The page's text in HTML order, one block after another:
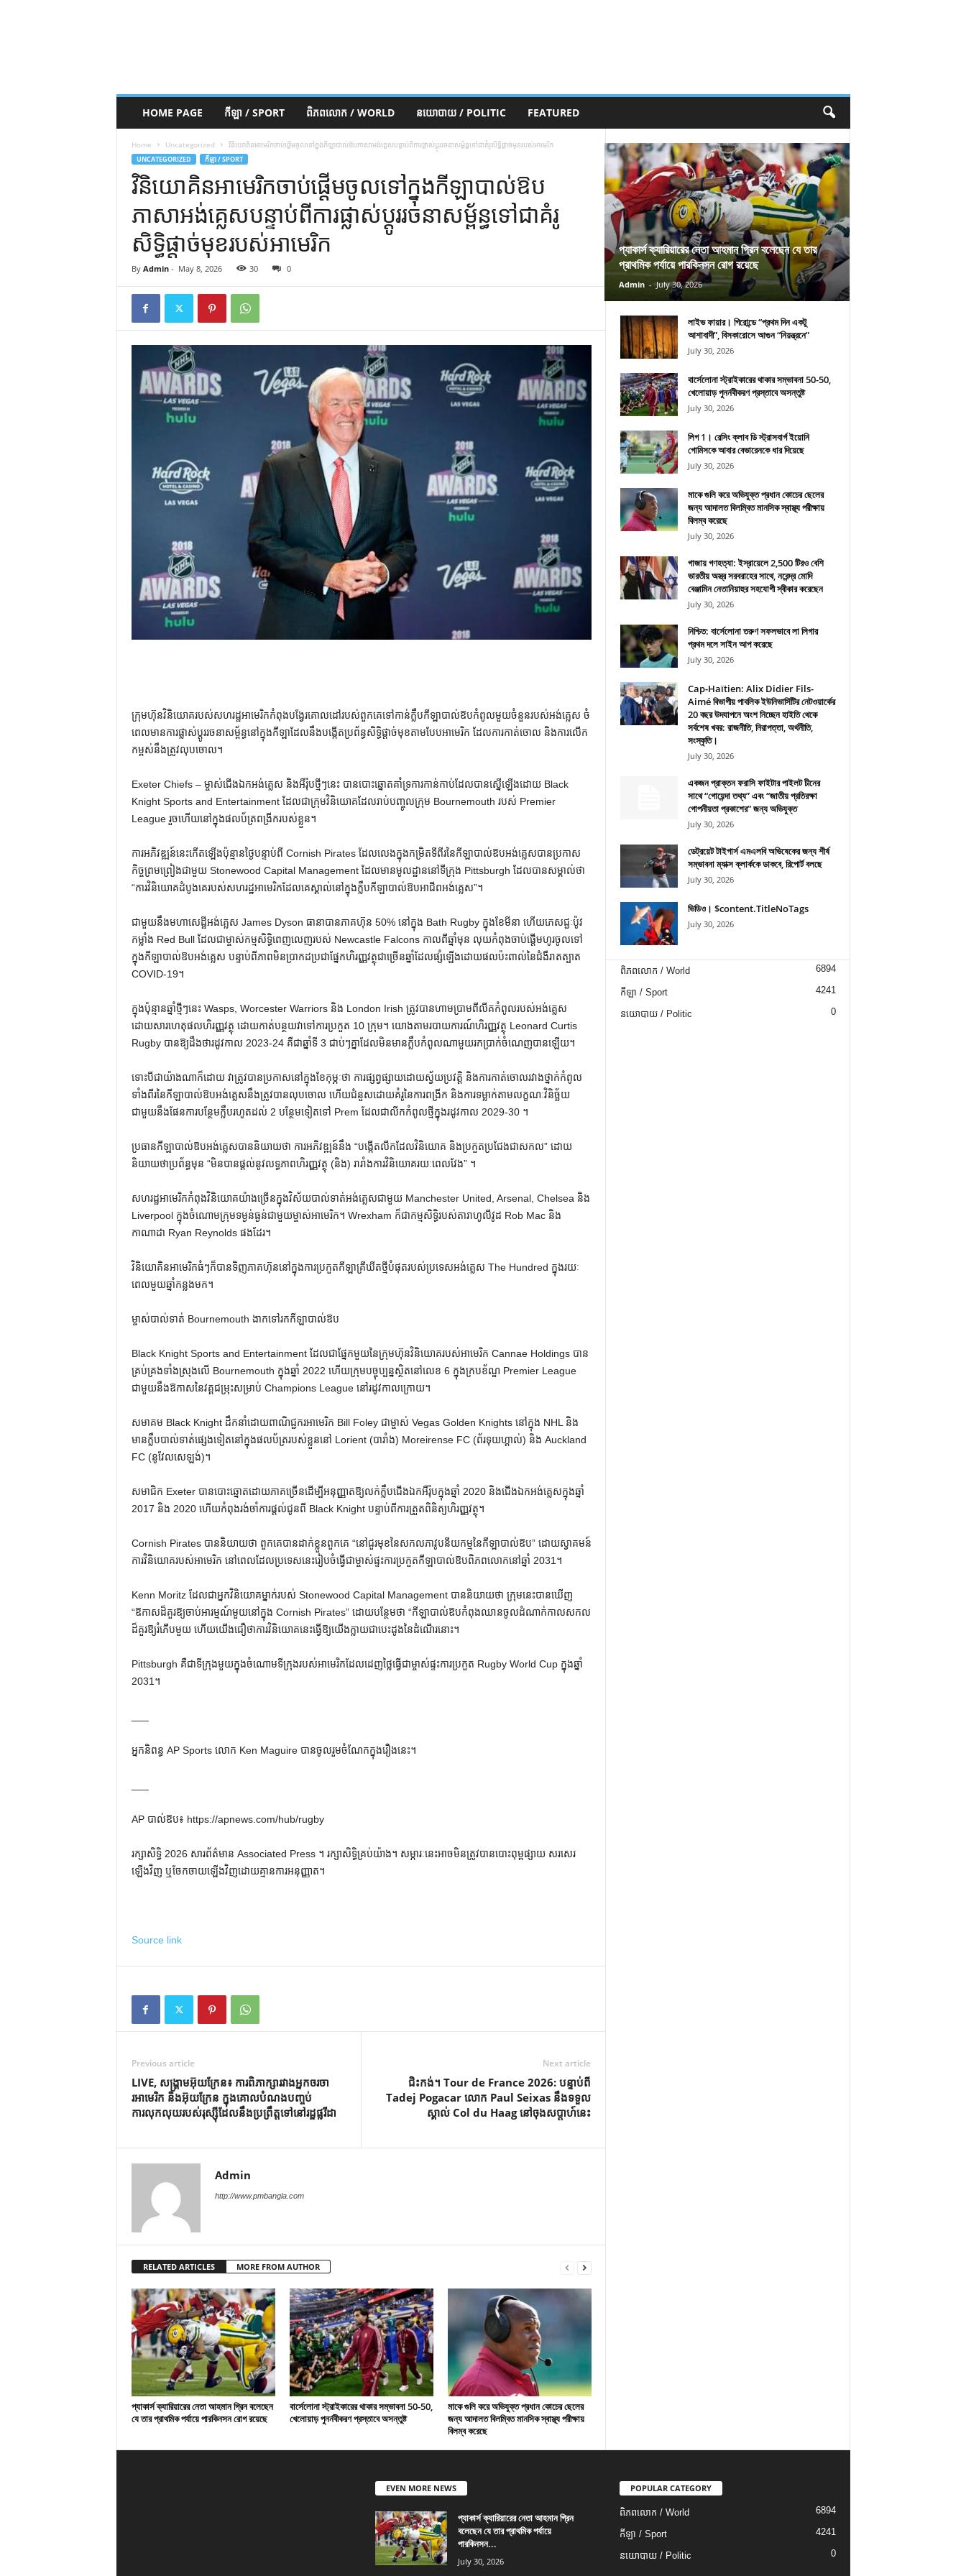
HOME PAGE កីឡា / SPORT ពិភពលោក / WORLD នយោបាយ / POLITIC FEATURED
Home Uncategorized វិនិយោគិនអាមេរិកចាប់ផ្តើមចូលទៅក្នុងកីឡាបាល់ឱបភាសាអង់គ្លេសបន្ទាប់ពីការផ្លាស់ប្តូររចនាសម្ព័ន្ធទៅជាគំរូសិទ្ធិផ្តាច់មុខរបស់អាមេរិក
UNCATEGORIZED កីឡា / SPORT
វិនិយោគិនអាមេរិកចាប់ផ្តើមចូលទៅក្នុងកីឡាបាល់ឱប
ភាសាអង់គ្លេសបន្ទាប់ពីការផ្លាស់ប្តូររចនាសម្ព័ន្ធទៅជាគំរូ
សិទ្ធិផ្តាច់មុខរបស់អាមេរិក
By Admin- May 8, 2026 30 0
ក្រុមហ៊ុនវិនិយោគរបស់សហរដ្ឋអាមេរិកកំពុងបង្វែរគោលដៅរបស់ពួកគេទៅកាន់ក្លឹបកីឡាបាល់ឱបកំពូលមួយចំនួនរបស់អង់គ្លេស ចំ
ពេលមានការផ្លាស់ប្តូររចនាសម្ព័ន្ធនៅក្នុងកីឡាដែលនឹងបង្កើតប្រព័ន្ធសិទ្ធិផ្តាច់មុខតាមបែបអាមេរិក ដែលការកាត់ចោល និងការលើក
កម្ពស់នឹងត្រូវលុបចោល។
Exeter Chiefs – ម្ចាស់ជើងឯកអង់គ្លេស និងអឺរ៉ុបថ្មីៗនេះ បានបោះឆ្នោតគាំទ្រការកាន់កាប់ដែលបានស្នើឡើងដោយ Black
Knight Sports and Entertainment ដែលជាក្រុមវិនិយោគដែលរាប់បញ្ចូលក្រុម Bournemouth របស់ Premier
League រួចហើយនៅក្នុងផលប័ត្រពង្រីករបស់ខ្លួន។
ការអភិវឌ្ឍន៍នេះកើតឡើងប៉ុន្មានថ្ងៃបន្ទាប់ពី Cornish Pirates ដែលលេងក្នុងកម្រិតទីពីរនៃកីឡាបាល់ឱបអង់គ្លេសបានប្រកាស
កិច្ចព្រមព្រៀងជាមួយ Stonewood Capital Management ដែលមានមូលដ្ឋាននៅទីក្រុង Pittsburgh ដែលបានសម្គាល់ថា
“ការវិនិយោគដំបូងគេរបស់សហរដ្ឋអាមេរិកដែលគេស្គាល់នៅក្នុងក្លឹបកីឡាបាល់ឱបអាជីពអង់គ្លេស”។
ជាមួយនឹងមហាសេដ្ឋីអង់គ្លេស James Dyson ធានាបានភាគហ៊ុន 50% នៅក្នុង Bath Rugby ក្នុងខែមីនា ហើយភេសជ្ជៈប៉ូវ
កម្លាំង Red Bull ដែលជាម្ចាស់កម្មសិទ្ធិពេញលេញរបស់ Newcastle Falcons កាលពីឆ្នាំមុន លុយកំពុងចាប់ផ្តើមហូរចូលទៅ
ក្នុងកីឡាបាល់ឱបអង់គ្លេស បន្ទាប់ពីភាពមិនប្រាកដប្រជាផ្នែកហិរញ្ញវត្ថុជាច្រើនឆ្នាំដែលផ្សំឡើងដោយផលប៉ះពាល់នៃជំងឺរាតត្បាត
COVID-19។
ក្នុងប៉ុន្មានឆ្នាំថ្មីៗនេះ Wasps, Worcester Warriors និង London Irish ត្រូវបានហាមប្រាមពីលីគកំពូលរបស់អង់គ្លេស
ដោយសារហេតុផលហិរញ្ញវត្ថុ ដោយកាត់បន្ថយវាទៅការប្រកួត 10 ក្រុម។ យោងតាមរបាយការណ៍ហិរញ្ញវត្ថុ Leonard Curtis
Rugby បានឱ្យដឹងថារដូវកាល 2023-24 គឺជាឆ្នាំទី 3 ជាប់ៗគ្នាដែលមិនមានក្លឹបកំពូលណាមួយរកប្រាក់ចំណេញបានឡើយ។
ទោះបីជាយ៉ាងណាក៏ដោយ វាត្រូវបានប្រកាសនៅក្នុងខែកុម្ភៈថា ការផ្សព្វផ្សាយដោយស្វ័យប្រវត្តិ និងការកាត់ចោលរវាងថ្នាក់កំពូល
ទាំងពីរនៃកីឡាបាល់ឱបអង់គ្លេសនឹងត្រូវបានលុបចោល ហើយជំនួសដោយគំរូនៃការពង្រីក និងការទម្លាក់តាមលក្ខណៈវិនិច្ឆ័យ
ជាមួយនឹងផែនការបន្ថែមក្លឹបរហូតដល់ 2 បន្ថែមទៀតទៅ Prem ដែលជាលីកកំពូលថ្មីក្នុងរដូវកាល 2029-30 ។
ប្រធានកីឡាបាល់ឱបអង់គ្លេសបាននិយាយថា ការអភិវឌ្ឍន៍នឹង “បង្កើតលីកដែលវិនិយោគ និងប្រកួតប្រជែងជាសកល” ដោយ
និយាយថាប្រព័ន្ធមុន “មិនបានផ្តល់នូវលទ្ធភាពហិរញ្ញវត្ថុ (និង) រារាំងការវិនិយោគរយៈពេលវែង” ។
សហរដ្ឋ​អាមេរិក​កំពុង​វិនិយោគ​យ៉ាង​ច្រើន​ក្នុង​វិស័យ​បាល់ទាត់​អង់គ្លេស​ជាមួយ Manchester United, Arsenal, Chelsea និង
Liverpool ក្នុង​ចំណោម​ក្រុម​ទម្ងន់​ធ្ងន់​ជាមួយ​ម្ចាស់​អាមេរិក។ Wrexham ក៏ជាកម្មសិទ្ធិរបស់តារាហូលីវូដ Rob Mac និង
កាណាដា Ryan Reynolds ផងដែរ។
វិនិយោគិនអាមេរិកធំៗក៏បានទិញភាគហ៊ុននៅក្នុងការប្រកួតកីឡាគ្រីឃីតថ្មីបំផុតរបស់ប្រទេសអង់គ្លេស The Hundred ក្នុងរយៈ
ពេលមួយឆ្នាំកន្លងមក។
ម្ចាស់បាល់ទាត់ Bournemouth ងាកទៅរកកីឡាបាល់ឱប
Black Knight Sports and Entertainment ដែលជាផ្នែកមួយនៃក្រុមហ៊ុនវិនិយោគរបស់អាមេរិក Cannae Holdings បាន
គ្រប់គ្រងទាំងស្រុងលើ Bournemouth ក្នុងឆ្នាំ 2022 ហើយក្រុមបច្ចុប្បន្នស្ថិតនៅលេខ 6 ក្នុងក្របខ័ណ្ឌ Premier League
ជាមួយនឹងឱកាសនៃវគ្គជម្រុះសម្រាប់ Champions League នៅរដូវកាលក្រោយ។
សមាគម Black Knight ដឹកនាំដោយពាណិជ្ជករអាមេរិក Bill Foley ជាម្ចាស់ Vegas Golden Knights នៅក្នុង NHL និង
មានក្លឹបបាល់ទាត់ផ្សេងទៀតនៅក្នុងផលប័ត្ររបស់ខ្លួននៅ Lorient (បារាំង) Moreirense FC (ព័រទុយហ្គាល់) និង Auckland
FC (នូវែលសេឡង់)។
សមាជិក Exeter បានបោះឆ្នោតដោយភាគច្រើនដើម្បីអនុញ្ញាតឱ្យលក់ក្លឹបជើងឯកអឺរ៉ុបក្នុងឆ្នាំ 2020 និងជើងឯកអង់គ្លេសក្នុងឆ្នាំ
2017 និង 2020 ហើយកំពុងរង់ចាំការផ្តល់ជូនពី Black Knight បន្ទាប់ពីការត្រួតពិនិត្យហិរញ្ញវត្ថុ។
Cornish Pirates បាននិយាយថា ពួកគេបានដាក់ខ្លួនពួកគេ “នៅជួរមុខនៃសកលភាវូបនីយកម្មនៃកីឡាបាល់ឱប” ដោយស្វាគមន៍
ការវិនិយោគរបស់អាមេរិក នៅពេលដែលប្រទេសនេះរៀបចំធ្វើជាម្ចាស់ផ្ទះការប្រកួតកីឡាបាល់ឱបពិភពលោកនៅឆ្នាំ 2031។
Kenn Moritz ដែលជាអ្នកវិនិយោគម្នាក់របស់ Stonewood Capital Management បាននិយាយថា ក្រុមនេះបានឃើញ
“ឱកាសដ៏គួរឱ្យចាប់អារម្មណ៍មួយនៅក្នុង Cornish Pirates” ដោយបន្ថែមថា “កីឡាបាល់ឱបកំពុងឈានចូលដំណាក់កាលសកល
ដ៏គួរឱ្យរំភើបមួយ ហើយយើងជឿថាការវិនិយោគនេះធ្វើឱ្យយើងក្លាយជាបេះដូងនៃដំណើរនោះ។
Pittsburgh គឺជាទីក្រុងមួយក្នុងចំណោមទីក្រុងរបស់អាមេរិកដែលដេញថ្លៃធ្វើជាម្ចាស់ផ្ទះការប្រកួត Rugby World Cup ក្នុងឆ្នាំ
2031។
អ្នកនិពន្ធ AP Sports លោក Ken Maguire បានចូលរួមចំណែកក្នុងរឿងនេះ។
AP បាល់ឱប៖ https://apnews.com/hub/rugby
រក្សាសិទ្ធិ 2026 សារព័ត៌មាន Associated Press ។ រក្សាសិទ្ធិគ្រប់យ៉ាង។ សម្ភារៈនេះអាចមិនត្រូវបានបោះពុម្ពផ្សាយ សរសេរ
ឡើងវិញ ឬចែកចាយឡើងវិញដោយគ្មានការអនុញ្ញាត។
Source link
Previous article
LIVE, សង្គ្រាមអ៊ុយក្រែន៖ ការពិភាក្សារវាងអ្នកចរចា
រអាមេរិក និងអ៊ុយក្រែន ក្នុងគោលបំណងបញ្ចប់
ការលុកលុយរបស់រុស្ស៊ីដែលនឹងប្រព្រឹត្តទៅនៅរដ្ឋផ្លរីដា
Next article
ជិះកង់។ Tour de France 2026: បន្ទាប់ពី
Tadej Pogacar លោក Paul Seixas នឹងទទួល
ស្គាល់ Col du Haag នៅចុងសប្តាហ៍នេះ
Admin
http://www.pmbangla.com
RELATED ARTICLES MORE FROM AUTHOR
প্যাকার্স ক্যারিয়ারের নেতা আহমান গ্রিন বলেছেন
যে তার প্রাথমিক পর্যায়ে পারকিনসন রোগ রয়েছে
বার্সেলোনা স্ট্রাইকারের থাকার সম্ভাবনা 50-50,
খেলোয়াড় পুনর্নবীকরণ প্রস্তাবে অসন্তুষ্ট
মাকে গুলি করে অভিযুক্ত প্রধান কোচের ছেলের
জন্য আদালত বিলম্বিত মানসিক স্বাস্থ্য পরীক্ষায়
বিলম্ব করেছে
প্যাকার্স ক্যারিয়ারের নেতা আহমান গ্রিন বলেছেন যে তার
প্রাথমিক পর্যায়ে পারকিনসন রোগ রয়েছে
Admin - July 30, 2026
লাইভ ফায়ার। গিরোন্ডে “প্রথম দিন একটু
আশাবাদী”, বিসকারোসে আগুন “নিয়ন্ত্রনে”
July 30, 2026
বার্সেলোনা স্ট্রাইকারের থাকার সম্ভাবনা 50-50,
খেলোয়াড় পুনর্নবীকরণ প্রস্তাবে অসন্তুষ্ট
July 30, 2026
লিগ 1। রেসিং ক্লাব ডি স্ট্রাসবার্গ ইয়োনি
গোমিসকে আবার বেভারেনকে ধার দিয়েছে
July 30, 2026
মাকে গুলি করে অভিযুক্ত প্রধান কোচের ছেলের
জন্য আদালত বিলম্বিত মানসিক স্বাস্থ্য পরীক্ষায়
বিলম্ব করেছে
July 30, 2026
গাজায় গণহত্যা: ইস্রায়েলে 2,500 টিরও বেশি
ভারতীয় অস্ত্র সরবরাহের সাথে, নরেন্দ্র মোদি
বেঞ্জামিন নেতানিয়াহুর সহযোগী স্বীকার করেছেন
July 30, 2026
নিশ্চিত: বার্সেলোনা তরুণ সফলভাবে লা লিগার
প্রথম দলে সাইন আপ করেছে
July 30, 2026
Cap-Haïtien: Alix Didier Fils-
Aimé বিভাগীয় পাবলিক ইউনিভার্সিটির নেটওয়ার্কের
20 বছর উদযাপনে অংশ নিচ্ছেন হাইতি থেকে
সর্বশেষ খবর: রাজনীতি, নিরাপত্তা, অর্থনীতি,
সংস্কৃতি।
July 30, 2026
একজন প্রাক্তন ফরাসি ফাইটার পাইলট চীনের
সাথে “গোয়েন্দা তথ্য” এবং “জাতীয় প্রতিরক্ষা
গোপনীয়তা প্রকাশের” জন্য অভিযুক্ত
July 30, 2026
ডেট্রয়েট টাইগার্স এমএলবি অভিষেকের জন্য শীর্ষ
সম্ভাবনা ম্যাক্স ক্লার্ককে ডাকবে, রিপোর্ট বলছে
July 30, 2026
ভিডিও। $content.TitleNoTags
July 30, 2026
ពិភពលោក / World 6894
កីឡា / Sport 4241
នយោបាយ / Politic 0
EVEN MORE NEWS
প্যাকার্স ক্যারিয়ারের নেতা আহমান গ্রিন
বলেছেন যে তার প্রাথমিক পর্যায়ে
পারকিনসন...
July 30, 2026
POPULAR CATEGORY
ពិភពលោក / World 6894
កីឡា / Sport 4241
នយោបាយ / Politic 0